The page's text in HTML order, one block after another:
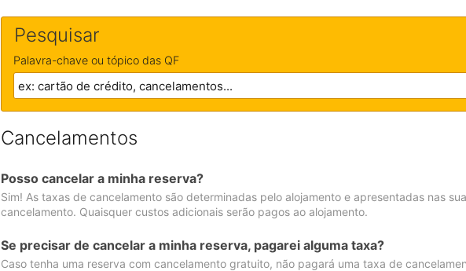
Pesquisar
Palavra-chave ou tópico das QF
Cancelamentos
Posso cancelar a minha reserva?
Sim! As taxas de cancelamento são determinadas pelo alojamento e apresentadas nas
cancelamento. Quaisquer custos adicionais serão pagos ao alojamento.
Se precisar de cancelar a minha reserva, pagarei alguma taxa?
Caso tenha uma reserva com cancelamento gratuito, não pagará uma taxa de